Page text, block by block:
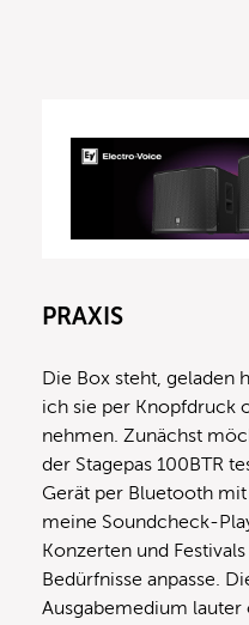
PRAXIS
Die Box steht, geladen
ich sie per Knopfdruck
nehmen. Zunächst
der Stagepas 100BTR
Gerät per Bluetooth
meine Soundcheck-
Konzerten und
Bedürfnisse anpasse.
Ausgabemedium